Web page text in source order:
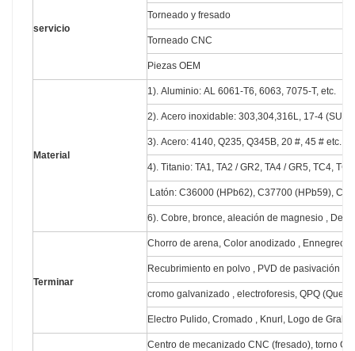
servicio
Torneado y fresado
Torneado CNC
Piezas OEM
Material
1). Aluminio: AL 6061-T6, 6063, 7075-T, etc.
2). Acero inoxidable: 303,304,316L, 17-4
3). Acero: 4140, Q235, Q345B, 20 #, 45 # etc.
4). Titanio: TA1, TA2 / GR2, TA4 / GR5, TC4,
Latón: C36000 (HPb62), C37700 (HPb59),
6). Cobre, bronce, aleación de magnesio ,
Terminar
Chorro de arena, Color anodizado ,
Recubrimiento en polvo , PVD de pasivación ,
cromo galvanizado , electroforesis, QPQ
Electro Pulido, Cromado , Knurl, Logo de
Centro de mecanizado CNC (fresado), torno